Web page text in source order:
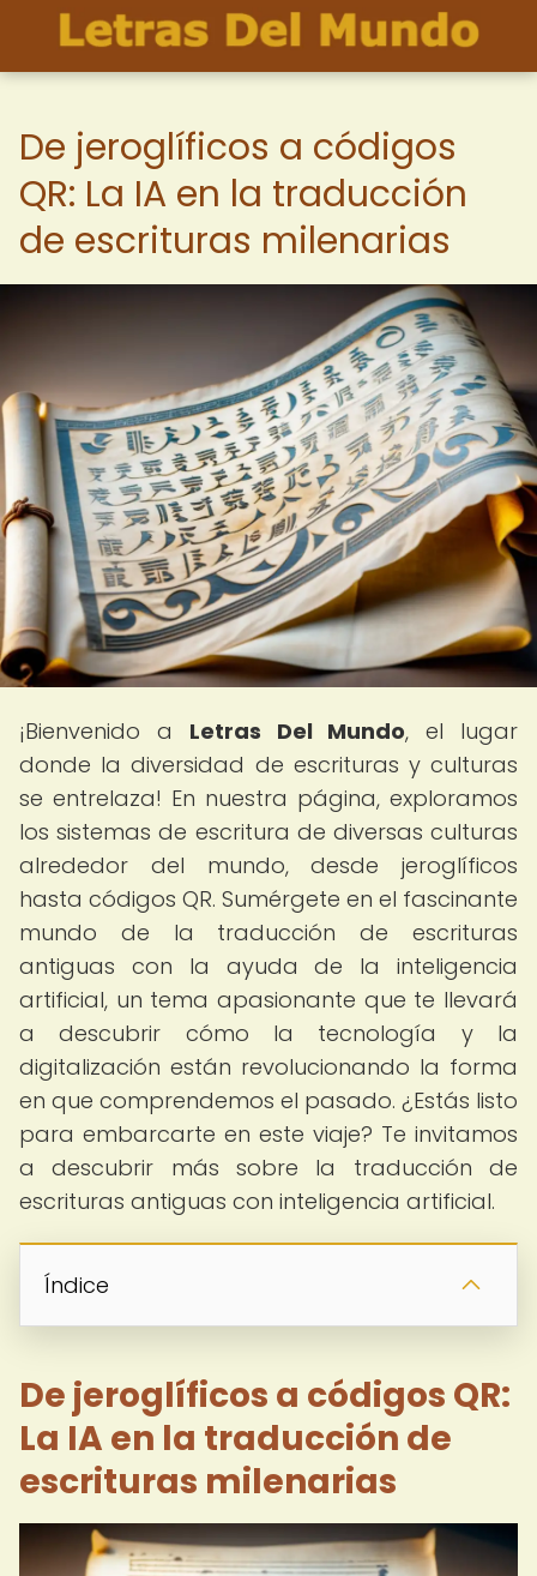
De jeroglíficos a códigos
QR: La IA en la traducción
de escrituras milenarias
¡Bienvenido a Letras Del Mundo, el lugar
donde la diversidad de escrituras y culturas
se entrelaza! En nuestra página, exploramos
los sistemas de escritura de diversas culturas
alrededor del mundo, desde jeroglíficos
hasta códigos QR. Sumérgete en el fascinante
mundo de la traducción de escrituras
antiguas con la ayuda de la inteligencia
artificial, un tema apasionante que te llevará
a descubrir cómo la tecnología y la
digitalización están revolucionando la forma
en que comprendemos el pasado. ¿Estás listo
para embarcarte en este viaje? Te invitamos
a descubrir más sobre la traducción de
escrituras antiguas con inteligencia artificial.
Índice
De jeroglíficos a códigos QR:
La IA en la traducción de
escrituras milenarias